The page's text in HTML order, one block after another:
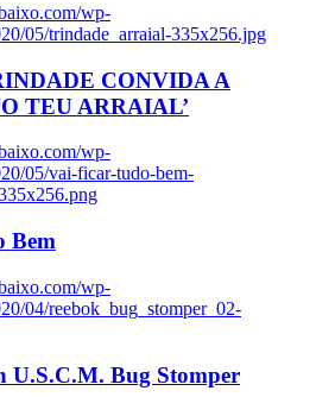
wp-
05/trindade_arraial-335x256.jpg
CONVIDA A
TEU ARRAIAL’
wp-
05/vai-ficar-tudo-bem-
Bem
wp-
04/reebok_bug_stomper_02-
U.S.C.M. Bug Stomper